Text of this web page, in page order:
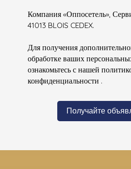
Компания «Оппосетель»,
41013 BLOIS CEDEX.
Для получения
обработке ваших
ознакомьтесь с нашей
конфиденциальности .
Получайте